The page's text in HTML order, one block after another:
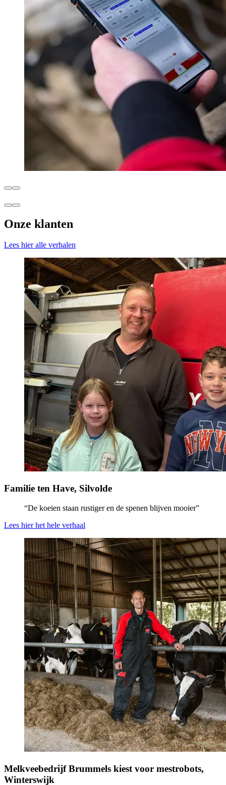
Onze klanten
Lees hier alle verhalen
Familie ten Have, Silvolde
“De koeien staan rustiger en de spenen blijven mooier”
Lees hier het hele verhaal
Melkveebedrijf Brummels kiest voor mestrobots,
Winterswijk